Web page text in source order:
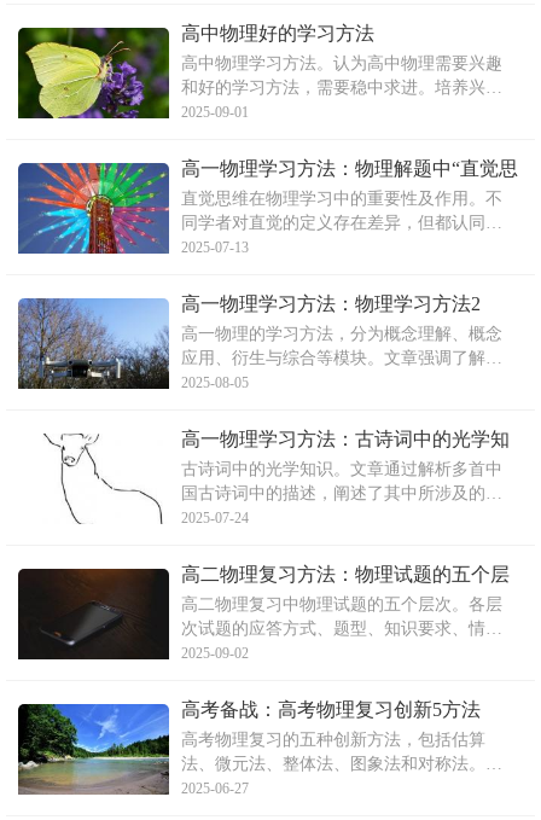
学生可以更好地掌握物理知识，提高学习效
高中物理好的学习方法
高中物理学习方法。认为高中物理需要兴趣
和好的学习方法，需要稳中求进。培养兴趣
可以从日常生活、生产、现代科技的联系入
激发学生兴趣。高一物理学习深度广度增
加，需要掌握归纳类比和演绎推理方法，同
时需要平时对生活细致观察
2025-09-01
高一物理学习方法：物理解题中“直觉思
维”的妙用
直觉思维在物理学习中的重要性及作用。不
同学者对直觉的定义存在差异，但都认同直
觉思维是一种客观存在的思维形式。直觉在
直觉提出假说和理论。在物理学习中，培养
题，是一种有价值的思维能
2025-07-13
高一物理学习方法：物理学习方法2
高一物理的学习方法，分为概念理解、概念
应用、衍生与综合等模块。文章强调了解题
过程中分析物理进程的重要性，并分享了学
反复复习等。同时指出做题要注意质量与数
书。
2025-08-05
高一物理学习方法：古诗词中的光学知
识
古诗词中的光学知识。文章通过解析多首中
国古诗词中的描述，阐述了其中所涉及的光
学原理，如光的直线传播、反射、平面镜成
与日常生活、文学艺术的紧密联系，提升学
2025-07-24
高二物理复习方法：物理试题的五个层
次
高二物理复习中物理试题的五个层次。各层
次试题的应答方式、题型、知识要求、情境
复杂度和数学运算能力等方面有所不同。从
考生对知识的掌握和理解更加深入，同时需
2025-09-02
高考备战：高考物理复习创新5方法
高考物理复习的五种创新方法，包括估算
法、微元法、整体法、图象法和对称法。这
些方法各自具有独特的应用场景和优势，能
2025-06-27